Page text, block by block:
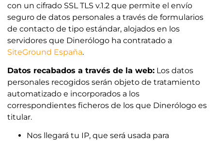
con un cifrado SSL TLS v.1.2 que permite el envío
seguro de datos personales a través de formularios
de contacto de tipo estándar, alojados en los
servidores que Dinerólogo ha contratado a
SiteGround España.
Datos recabados a través de la web: Los datos
personales recogidos serán objeto de tratamiento
automatizado e incorporados a los
correspondientes ficheros de los que Dinerólogo es
titular.
Nos llegará tu IP, que será usada para